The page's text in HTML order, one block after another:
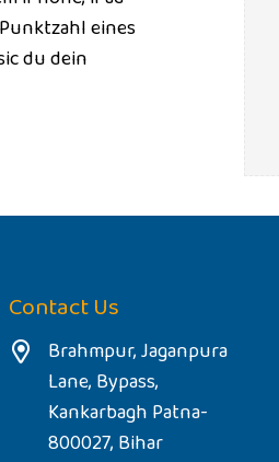
eines
du dein
Contact Us
Brahmpur, Jaganpura
Lane, Bypass,
Kankarbagh Patna-
800027, Bihar